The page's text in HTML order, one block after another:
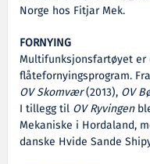
Norge hos Fitjar Mek.
FORNYING
Multifunksjonsfartøyet er
flåtefornyingsprogram.
OV Skomvær(2013), OV
I tillegg til OV Ryvingen
Mekaniske i Hordaland,
danske Hvide Sande